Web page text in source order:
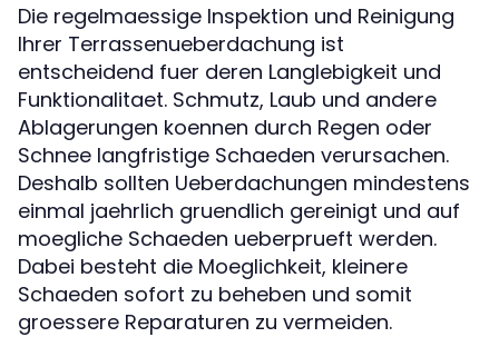
Die regelmaessige Inspektion und Reinigung
Ihrer Terrassenueberdachung ist
entscheidend fuer deren Langlebigkeit und
Funktionalitaet. Schmutz, Laub und andere
Ablagerungen koennen durch Regen oder
Schnee langfristige Schaeden verursachen.
Deshalb sollten Ueberdachungen mindestens
einmal jaehrlich gruendlich gereinigt und auf
moegliche Schaeden ueberprueft werden.
Dabei besteht die Moeglichkeit, kleinere
Schaeden sofort zu beheben und somit
groessere Reparaturen zu vermeiden.